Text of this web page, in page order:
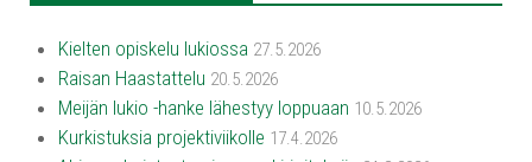
Kielten opiskelu lukiossa 27.5.2026
Raisan Haastattelu 20.5.2026
Meijän lukio -hanke lähestyy loppuaan 10.5.2026
Kurkistuksia projektiviikolle 17.4.2026